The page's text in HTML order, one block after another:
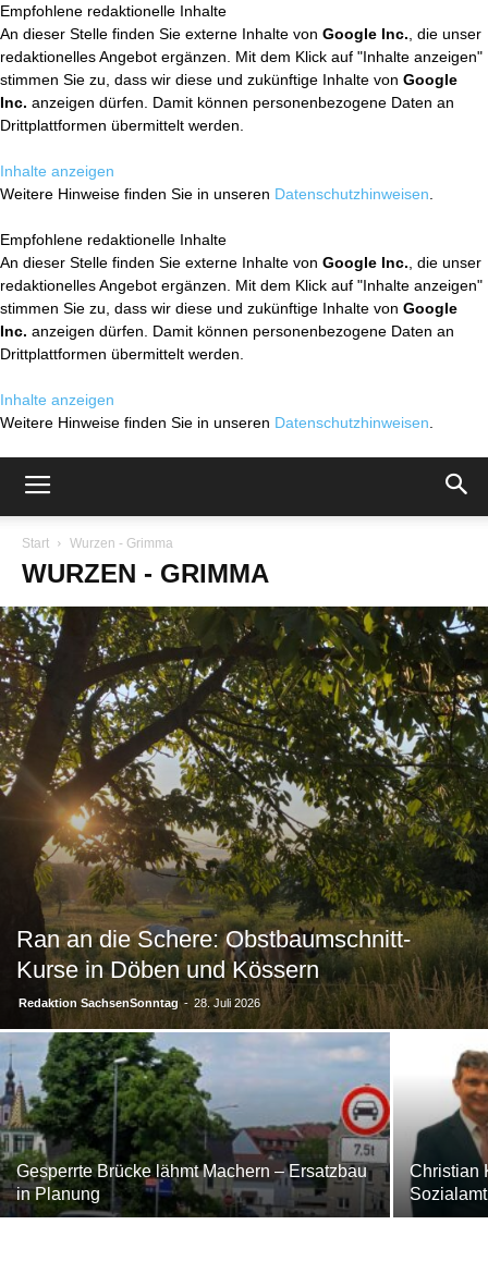
Empfohlene redaktionelle Inhalte
An dieser Stelle finden Sie externe Inhalte von Google Inc. , die unser
redaktionelles Angebot ergänzen. Mit dem Klick auf "Inhalte anzeigen"
stimmen Sie zu, dass wir diese und zukünftige Inhalte von Google
Inc. anzeigen dürfen. Damit können personenbezogene Daten an
Drittplattformen übermittelt werden.
Inhalte anzeigen
Weitere Hinweise finden Sie in unseren Datenschutzhinweisen
Empfohlene redaktionelle Inhalte
An dieser Stelle finden Sie externe Inhalte von Google Inc. , die unser
redaktionelles Angebot ergänzen. Mit dem Klick auf "Inhalte anzeigen"
stimmen Sie zu, dass wir diese und zukünftige Inhalte von Google
Inc. anzeigen dürfen. Damit können personenbezogene Daten an
Drittplattformen übermittelt werden.
Inhalte anzeigen
Weitere Hinweise finden Sie in unseren Datenschutzhinweisen
Start Wurzen - Grimma
WURZEN - GRIMMA
Ran an die Schere: Obstbaumschnitt-
Kurse in Döben und Kössern
Redaktion SachsenSonntag - 28. Juli 2026
Gesperrte Brücke lähmt Machern – Ersatzbau
in Planung
Christian